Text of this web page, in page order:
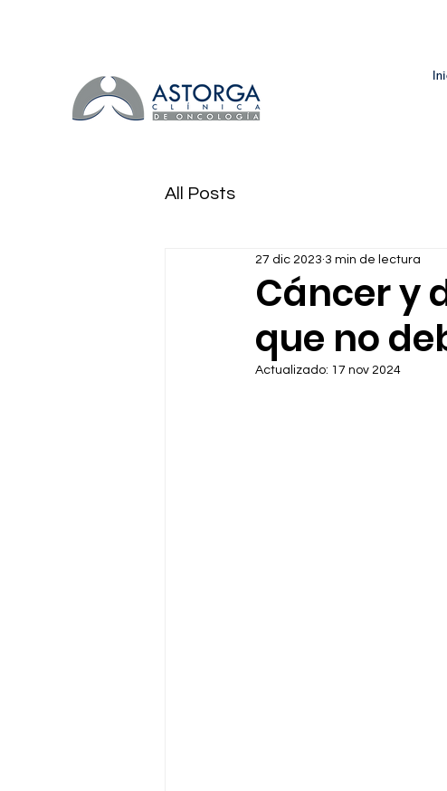
All Posts
Cáncer y
que no
27 dic 2023 3 min de lectura
Actualizado: 17 nov 2024